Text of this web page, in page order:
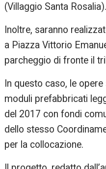
(Villaggio Santa Rosalia).
Inoltre, saranno
a Piazza Vittorio
parcheggio di fronte il
In questo caso, le
moduli prefabbricati
del 2017 con fondi
dello stesso
per la collocazione.